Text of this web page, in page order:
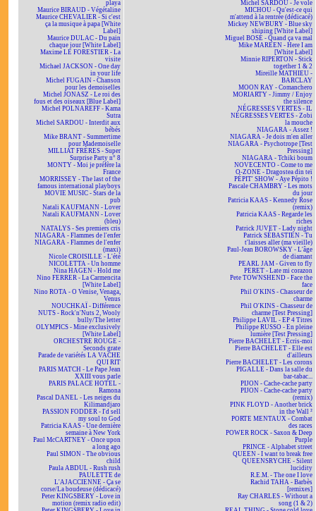
playa
Maurice BIRAUD - Végétaline
Maurice CHEVALIER - Si c'est
ça la musique à papa [White
Label]
Maurice DULAC - Du pain
chaque jour [White Label]
Maxime LE FORESTIER - La
visite
Michael JACKSON - One day
in your life
Michel FUGAIN - Chanson
pour les demoiselles
Michel JONASZ - Le roi des
fous et des oiseaux [Blue Label]
Michel POLNAREFF - Kama
Sutra
Michel SARDOU - Interdit aux
bébés
Mike BRANT - Summertime
pour Mademoiselle
MILLIAT FRÈRES - Super
Surprise Party n° 8
MONTY - Moi je préfère la
France
MORRISSEY - The last of the
famous international playboys
MOVIE MUSIC - Stars de la
pub
Natali KAUFMANN - Lover
Natali KAUFMANN - Lover
(bleu)
NATALYS - Ses premiers cris
NIAGARA - Flammes de l'enfer
NIAGARA - Flammes de l'enfer
(maxi)
Nicole CROISILLE - L'été
NICOLETTA - Un homme
Nina HAGEN - Hold me
Nino FERRER - La Carmencita
[White Label]
Nino ROTA - O Venise, Venaga,
Venus
NOUCHKAÏ - Différence
NUTS - Rock'n'Nuts 2, Wooly
bully/The letter
OLYMPICS - Mine exclusively
[White Label]
ORCHESTRE ROUGE -
Seconds grate
Parade de variétés LA VACHE
QUI RIT
PARIS MATCH - Le Pape Jean
XXIII vous parle
PARIS PALACE HOTEL -
Ramona
Pascal DANEL - Les neiges du
Kilimandjaro
PASSION FODDER - I'd sell
my soul to God
Patricia KAAS - Une dernière
semaine à New York
Paul McCARTNEY - Once upon
a long ago
Paul SIMON - The obvious
child
Paula ABDUL - Rush rush
PAULETTE de
L'AJACCIENNE - Ça se
corse/La boudeuse (dédicacé)
Peter KINGSBERY - Love in
motion (remix radio edit)
Michel SARDOU - Je vole
MICHOU - Qu'est-ce qui
m'attend à la rentrée (dédicacé)
Mickey NEWBURY - Blue sky
shining [White Label]
Miguel BOSÉ - Quand ça va mal
Mike MAREEN - Here I am
[White Label]
Minnie RIPERTON - Stick
together 1 & 2
Mireille MATHIEU -
BARCLAY
MOON RAY - Comanchero
MORIARTY - Jimmy / Enjoy
the silence
NÉGRESSES VERTES - IL
NÉGRESSES VERTES - Zobi
la mouche
NIAGARA - Assez !
NIAGARA - Je dois m'en aller
NIAGARA - Psychotrope [Test
Pressing]
NIAGARA - Tchiki boum
NOVECENTO - Come to me
O-ZONE - Dragostea din teï
PÉPIT' SHOW - Aye Pépito !
Pascale CHAMBRY - Les mots
du jour
Patricia KAAS - Kennedy Rose
(remix)
Patricia KAAS - Regarde les
riches
Patrick JUVET - Lady night
Patrick SÉBASTIEN - Tu
t'laisses aller (ma vieille)
Paul-Jean BOROWSKY - L'âge
de diamant
PEARL JAM - Given to fly
PERET - Late mi corazon
Pete TOWNSHEND - Face the
face
Phil O'KINS - Chasseur de
charme
Phil O'KINS - Chasseur de
charme [Test Pressing]
Philippe LAVIL - EP 4 Titres
Philippe RUSSO - En pleine
lumière [Test Pressing]
Pierre BACHELET - Écris-moi
Pierre BACHELET - Elle est
d'ailleurs
Pierre BACHELET - Les corons
PIGALLE - Dans la salle du
bar-tabac...
PIJON - Cache-cache party
PIJON - Cache-cache party
(remix)
PINK FLOYD - Another brick
in the Wall ²
PORTE MENTAUX - Combat
des races
POWER ROCK - Saxon & Deep
Purple
PRINCE - Alphabet street
QUEEN - I want to break free
QUEENSRYCHE - Silent
lucidity
R.E.M. - The one I love
Rachid TAHA - Barbès
[remixes]
Ray CHARLES - Without a
song (1 & 2)